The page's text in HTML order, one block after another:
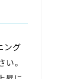
ング
。